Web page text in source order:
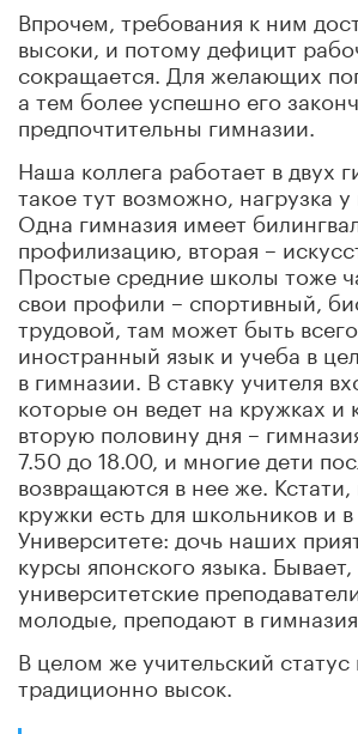
Впрочем, требования к ним
высоки, и потому дефицит
сокращается. Для желающих
а тем более успешно его
предпочтительны гимназии.
Наша коллега работает в двух
такое тут возможно, нагрузка у
Одна гимназия имеет
профилизацию, вторая –
Простые средние школы тоже
свои профили – спортивный,
трудовой, там может быть
иностранный язык и учеба в
в гимназии. В ставку учителя
которые он ведет на кружках и
вторую половину дня –
7.50 до 18.00, и многие дети
возвращаются в нее же.
кружки есть для школьников и
Университете: дочь наших
курсы японского языка.
университетские
молодые, преподают в
В целом же учительский
традиционно высок.